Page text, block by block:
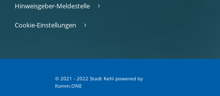
Hinweisgeber-Meldestelle
Cookie-Einstellungen
© 2021 - 2022 Stadt Kehl powered by
Komm.ONE